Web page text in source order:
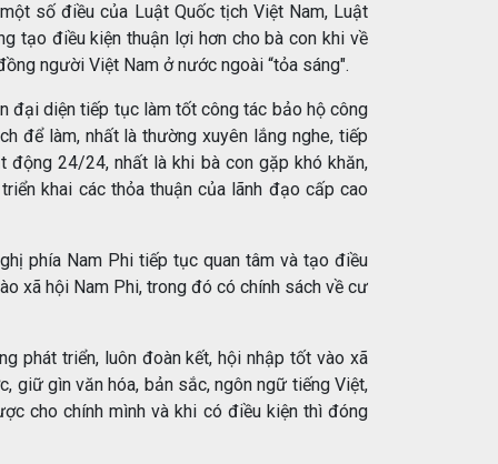
số điều của Luật Quốc tịch Việt Nam, Luật
tạo điều kiện thuận lợi hơn cho bà con khi về
người Việt Nam ở nước ngoài “tỏa sáng".
đại diện tiếp tục làm tốt công tác bảo hộ công
để làm, nhất là thường xuyên lắng nghe, tiếp
động 24/24, nhất là khi bà con gặp khó khăn,
khai các thỏa thuận của lãnh đạo cấp cao
phía Nam Phi tiếp tục quan tâm và tạo điều
xã hội Nam Phi, trong đó có chính sách về cư
phát triển, luôn đoàn kết, hội nhập tốt vào xã
giữ gìn văn hóa, bản sắc, ngôn ngữ tiếng Việt,
cho chính mình và khi có điều kiện thì đóng